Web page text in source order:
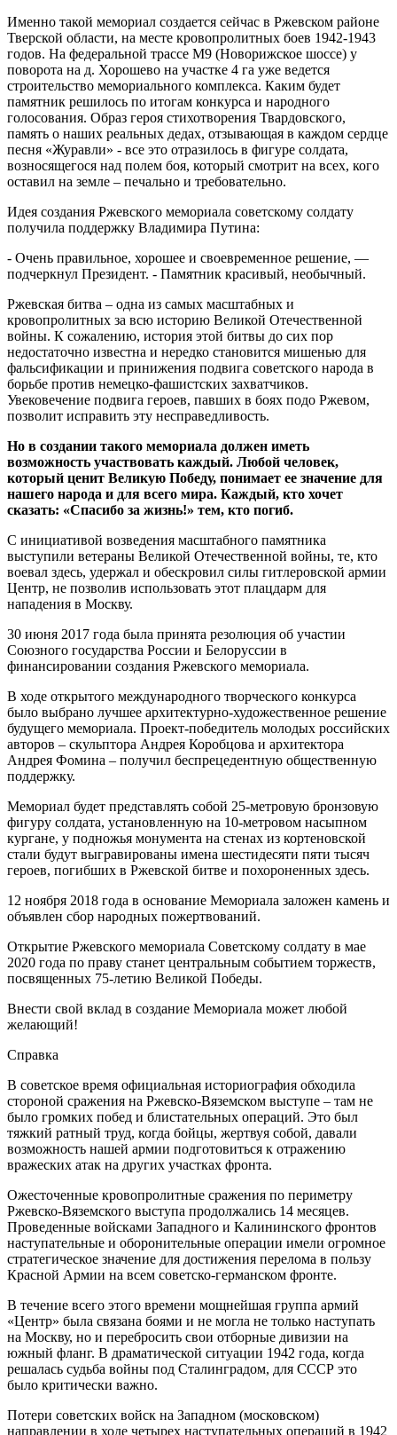
Именно такой мемориал создается сейчас в Ржевском районе
Тверской области, на месте кровопролитных боев 1942-1943
годов. На федеральной трассе М9 (Новорижское шоссе) у
поворота на д. Хорошево на участке 4 га уже ведется
строительство мемориального комплекса. Каким будет
памятник решилось по итогам конкурса и народного
голосования. Образ героя стихотворения Твардовского,
память о наших реальных дедах, отзывающая в каждом сердце
песня «Журавли» - все это отразилось в фигуре солдата,
возносящегося над полем боя, который смотрит на всех, кого
оставил на земле – печально и требовательно.
Идея создания Ржевского мемориала советскому солдату
получила поддержку Владимира Путина:
- Очень правильное, хорошее и своевременное решение, —
подчеркнул Президент. - Памятник красивый, необычный.
Ржевская битва – одна из самых масштабных и
кровопролитных за всю историю Великой Отечественной
войны. К сожалению, история этой битвы до сих пор
недостаточно известна и нередко становится мишенью для
фальсификации и принижения подвига советского народа в
борьбе против немецко-фашистских захватчиков.
Увековечение подвига героев, павших в боях подо Ржевом,
позволит исправить эту несправедливость.
Но в создании такого мемориала должен иметь
возможность участвовать каждый. Любой человек,
который ценит Великую Победу, понимает ее значение для
нашего народа и для всего мира. Каждый, кто хочет
сказать: «Спасибо за жизнь!» тем, кто погиб.
С инициативой возведения масштабного памятника
выступили ветераны Великой Отечественной войны, те, кто
воевал здесь, удержал и обескровил силы гитлеровской армии
Центр, не позволив использовать этот плацдарм для
нападения в Москву.
30 июня 2017 года была принята резолюция об участии
Союзного государства России и Белоруссии в
финансировании создания Ржевского мемориала.
В ходе открытого международного творческого конкурса
было выбрано лучшее архитектурно-художественное решение
будущего мемориала. Проект-победитель молодых российских
авторов – скульптора Андрея Коробцова и архитектора
Андрея Фомина – получил беспрецедентную общественную
поддержку.
Мемориал будет представлять собой 25-метровую бронзовую
фигуру солдата, установленную на 10-метровом насыпном
кургане, у подножья монумента на стенах из кортеновской
стали будут выгравированы имена шестидесяти пяти тысяч
героев, погибших в Ржевской битве и похороненных здесь.
12 ноября 2018 года в основание Мемориала заложен камень и
объявлен сбор народных пожертвований.
Открытие Ржевского мемориала Советскому солдату в мае
2020 года по праву станет центральным событием торжеств,
посвященных 75-летию Великой Победы.
Внести свой вклад в создание Мемориала может любой
желающий!
Справка
В советское время официальная историография обходила
стороной сражения на Ржевско-Вяземском выступе – там не
было громких побед и блистательных операций. Это был
тяжкий ратный труд, когда бойцы, жертвуя собой, давали
возможность нашей армии подготовиться к отражению
вражеских атак на других участках фронта.
Ожесточенные кровопролитные сражения по периметру
Ржевско-Вяземского выступа продолжались 14 месяцев.
Проведенные войсками Западного и Калининского фронтов
наступательные и оборонительные операции имели огромное
стратегическое значение для достижения перелома в пользу
Красной Армии на всем советско-германском фронте.
В течение всего этого времени мощнейшая группа армий
«Центр» была связана боями и не могла не только наступать
на Москву, но и перебросить свои отборные дивизии на
южный фланг. В драматической ситуации 1942 года, когда
решалась судьба войны под Сталинградом, для СССР это
было критически важно.
Потери советских войск на Западном (московском)
направлении в ходе четырех наступательных операций в 1942